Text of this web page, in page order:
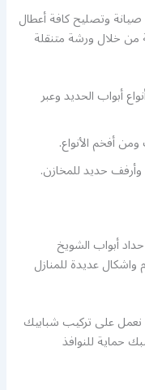
وتصليح كافة أعطال
من خلال ورشة متنقلة
أبواب الحديد وعبر
أفخم الأنواع.
حديد للمخازن.
أبواب الشويخ
عديدة للمنازل
نعمل على تركيب شبابيك
حماية للنوافذ